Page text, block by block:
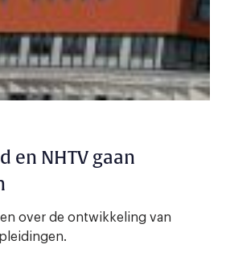
en NHTV gaan
over de ontwikkeling van